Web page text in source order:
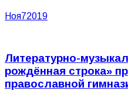
Ноя72019
Литературно-
рождённая строка»
православной